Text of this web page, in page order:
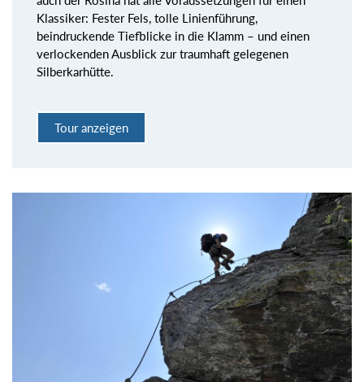
Klassiker: Fester Fels, tolle Linienführung,
beindruckende Tiefblicke in die Klamm – und einen
verlockenden Ausblick zur traumhaft gelegenen
Silberkarhütte.
Tour anzeigen